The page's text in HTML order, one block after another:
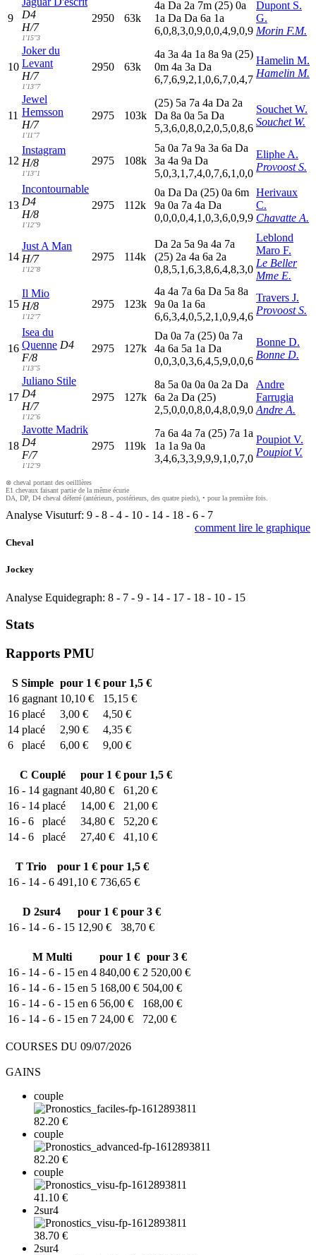
9
D4
H/7
1'15"3
2950 63k
4a Da 2a 7m (25) 0a
1a Da Da 6a 1a
6,0,8,3,0,9,0,0,4,9,0,9
Dupont S.
G.
Morin F.M.
10
Joker du
Levant
H/7
1'13"7
2950 63k
4a 3a 4a 1a 8a 9a (25)
0m 4a 3a Da
6,7,6,9,2,1,0,6,7,0,4,7
Hamelin M.
Hamelin M.
11
Jewel
Hemsson
H/7
1'11"7
2975 103k
(25) 5a 7a 4a Da 2a
Da 8a 0a 5a Da
5,3,6,0,8,0,2,0,5,0,8,6
Souchet W.
Souchet W.
12
Instagram
H/8
1'13"1
2975 108k
5a 0a 7a 9a 3a 6a Da
3a 4a 9a Da
5,0,3,1,7,4,0,7,6,1,0,0
Eliphe A.
Provoost S.
13
Incontournable
D4
H/8
1'12"9
2975 112k
0a Da Da (25) 0a 6m
9a 0a 7a 4a Da
0,0,0,0,4,1,0,3,6,0,9,9
Herivaux
C.
Chavatte A.
14
Just A Man
H/7
1'12"8
2975 114k
Da 2a 5a 9a 4a 7a
(25) 2a 4a 6a 2a
0,8,5,1,6,3,8,6,4,8,3,0
Leblond
Maro F.
Le Beller
Mme E.
15
Il Mio
H/8
1'12"7
2975 123k
4a 4a 7a 6a Da 5a 8a
9a 0a 1a 6a
6,6,3,4,0,5,2,1,0,9,4,6
Travers J.
Provoost S.
16
Isea du
Quenne D4
F/8
1'13"5
2975 127k
Da 0a 7a (25) 0a 7a
4a 6a 5a 1a Da
0,0,3,0,3,6,4,5,9,0,0,6
Bonne D.
Bonne D.
17
Juliano Stile
D4
H/7
1'12"6
2975 127k
8a 5a 0a 0a 0a 2a Da
6a 2a Da (25)
2,5,0,0,0,8,0,4,8,0,9,0
Andre
Farrugia
Andre A.
18
Javotte Madrik
D4
F/7
1'12"9
2975 119k
7a 6a 4a 7a (25) 7a 1a
1a 1a 9a 0a
3,4,6,3,3,9,9,9,1,0,7,0
Poupiot V.
Poupiot V.
⊗ cheval portant des oeilllères
E1 chevaux faisant partie de la même écurie
DA, DP, D4 cheval déferré (antérieurs, postérieurs, des quatre pieds), • pour la première fois.
Analyse Visuturf: 9 - 8 - 4 - 10 - 14 - 18 - 6 - 7
comment lire le graphique
Cheval
Jockey
Analyse Equidegraph: 8 - 7 - 9 - 14 - 17 - 18 - 10 - 15
Stats
Rapports PMU
SSimple pour 1 € pour 1,5 €
16 gagnant 10,10 €
15,15 €
16 placé 3,00 €
4,50 €
14 placé 2,90 €
4,35 €
6
placé 6,00 € 9,00 €
C Couplé pour 1 € pour 1,5 €
16 - 14 gagnant 40,80 €
61,20 €
16 - 14 placé 14,00 €
21,00 €
16 - 6
placé 34,80 €
52,20 €
14 - 6
placé 27,40 € 41,10 €
T Trio pour 1 € pour 1,5 €
16 - 14 - 6 491,10 € 736,65 €
D 2sur4 pour 1 € pour 3 €
16 - 14 - 6 - 15 12,90 € 38,70 €
M Multi pour 1 € pour 3 €
16 - 14 - 6 - 15 en 4 840,00 € 2 520,00 €
16 - 14 - 6 - 15 en 5 168,00 € 504,00 €
16 - 14 - 6 - 15 en 6 56,00 €
168,00 €
16 - 14 - 6 - 15 en 7 24,00 € 72,00 €
COURSES DU 09/07/2026
GAINS
couple
82.20 €
couple
82.20 €
couple
41.10 €
2sur4
38.70 €
2sur4